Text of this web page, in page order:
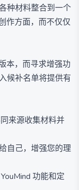
种材料整合到一个
作方面，而不仅仅
本，而寻求增强功
候补名单将提供有
来源收集材料并
自己，增强您的理
功能和定